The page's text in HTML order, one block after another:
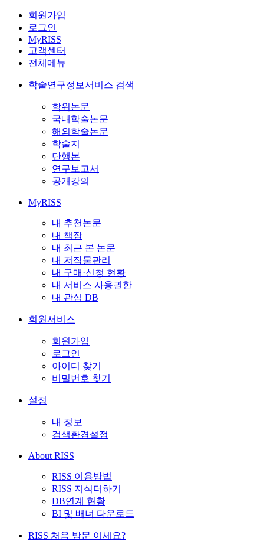
회원가입
로그인
MyRISS
고객센터
전체메뉴
학술연구정보서비스 검색
학위논문
국내학술논문
해외학술논문
학술지
단행본
연구보고서
공개강의
MyRISS
내 추천논문
내 책장
내 최근 본 논문
내 저작물관리
내 구매·신청 현황
내 서비스 사용권한
내 관심 DB
회원서비스
회원가입
로그인
아이디 찾기
비밀번호 찾기
설정
내 정보
검색환경설정
About RISS
RISS 이용방법
RISS 지식더하기
DB연계 현황
BI 및 배너 다운로드
RISS 처음 방문 이세요?